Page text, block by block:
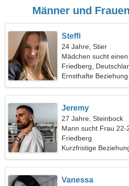
Männer und
Steffi
24 Jahre, Stier
Mädchen sucht
Friedberg,
Ernsthafte Beziehung
Jeremy
27 Jahre, Steinbock
Mann sucht Frau 22-
Friedberg
Kurzfristige
Vanessa